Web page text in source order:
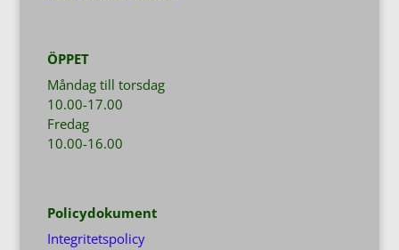
ÖPPET
Måndag till torsdag
10.00-17.00
Fredag
10.00-16.00
Policydokument
Integritetspolicy